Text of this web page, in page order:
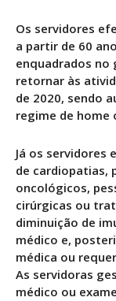
Os servidores
a partir de 60
enquadrados no
retornar às
de 2020, sendo
regime de home
Já os
de cardiopatias,
oncológicos,
cirúrgicas ou
diminuição de
médico e,
médica ou
As servidoras
médico ou